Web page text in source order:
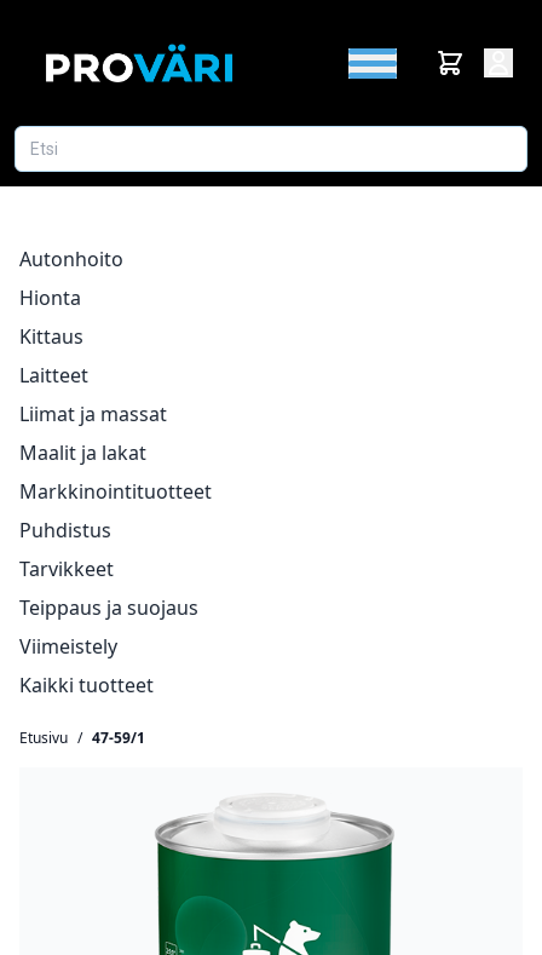
Autonhoito
Hionta
Kittaus
Laitteet
Liimat ja massat
Maalit ja lakat
Markkinointituotteet
Puhdistus
Tarvikkeet
Teippaus ja suojaus
Viimeistely
Kaikki tuotteet
Etusivu / 47-59/1